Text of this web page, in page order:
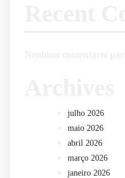
julho 2026
maio 2026
abril 2026
março 2026
janeiro 2026